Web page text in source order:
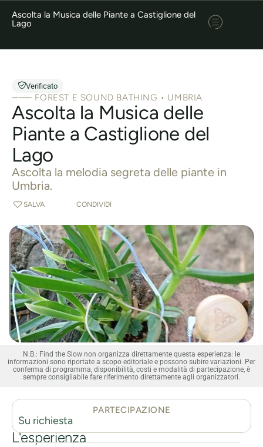
Ascolta la Musica delle Piante a Castiglione del
Lago
Verificato
─── FOREST E SOUND BATHING • UMBRIA
Ascolta la Musica delle
Piante a Castiglione del
Lago
Ascolta la melodia segreta delle piante in
Umbria.
SALVA CONDIVIDI
N.B.: Find the Slow non organizza direttamente questa esperienza: le
informazioni sono riportate a scopo editoriale e possono subire variazioni. Per
conferma di programma, disponibilità, costi e modalità di partecipazione, è
sempre consigliabile fare riferimento direttamente agli organizzatori.
L'esperienza
Su richiesta
PARTECIPAZIONE